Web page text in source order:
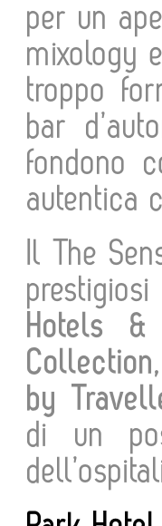
per un
mixology
troppo
bar
fondono
autentica
Il The
Hotels
by
di un